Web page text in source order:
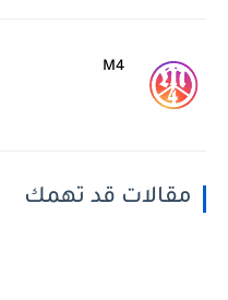
M4
مقالات قد تهمك